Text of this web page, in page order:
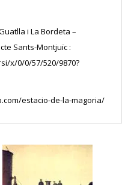
i La Bordeta –
Sants-Montjuïc :
x/0/0/57/520/9870?
estacio-de-la-magoria/